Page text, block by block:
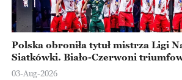
Polska obroniła tytuł mistrza Ligi
Siatkówki. Biało-Czerwoni
Ningbo
03-Aug-2026